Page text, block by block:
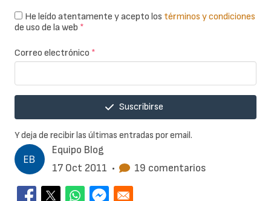
Equipo Blog
17 Oct 2011 • 19 comentarios
He leído atentamente y acepto los términos y condiciones
de uso de la web *
Correo electrónico *
Suscribirse
Y deja de recibir las últimas entradas por email.